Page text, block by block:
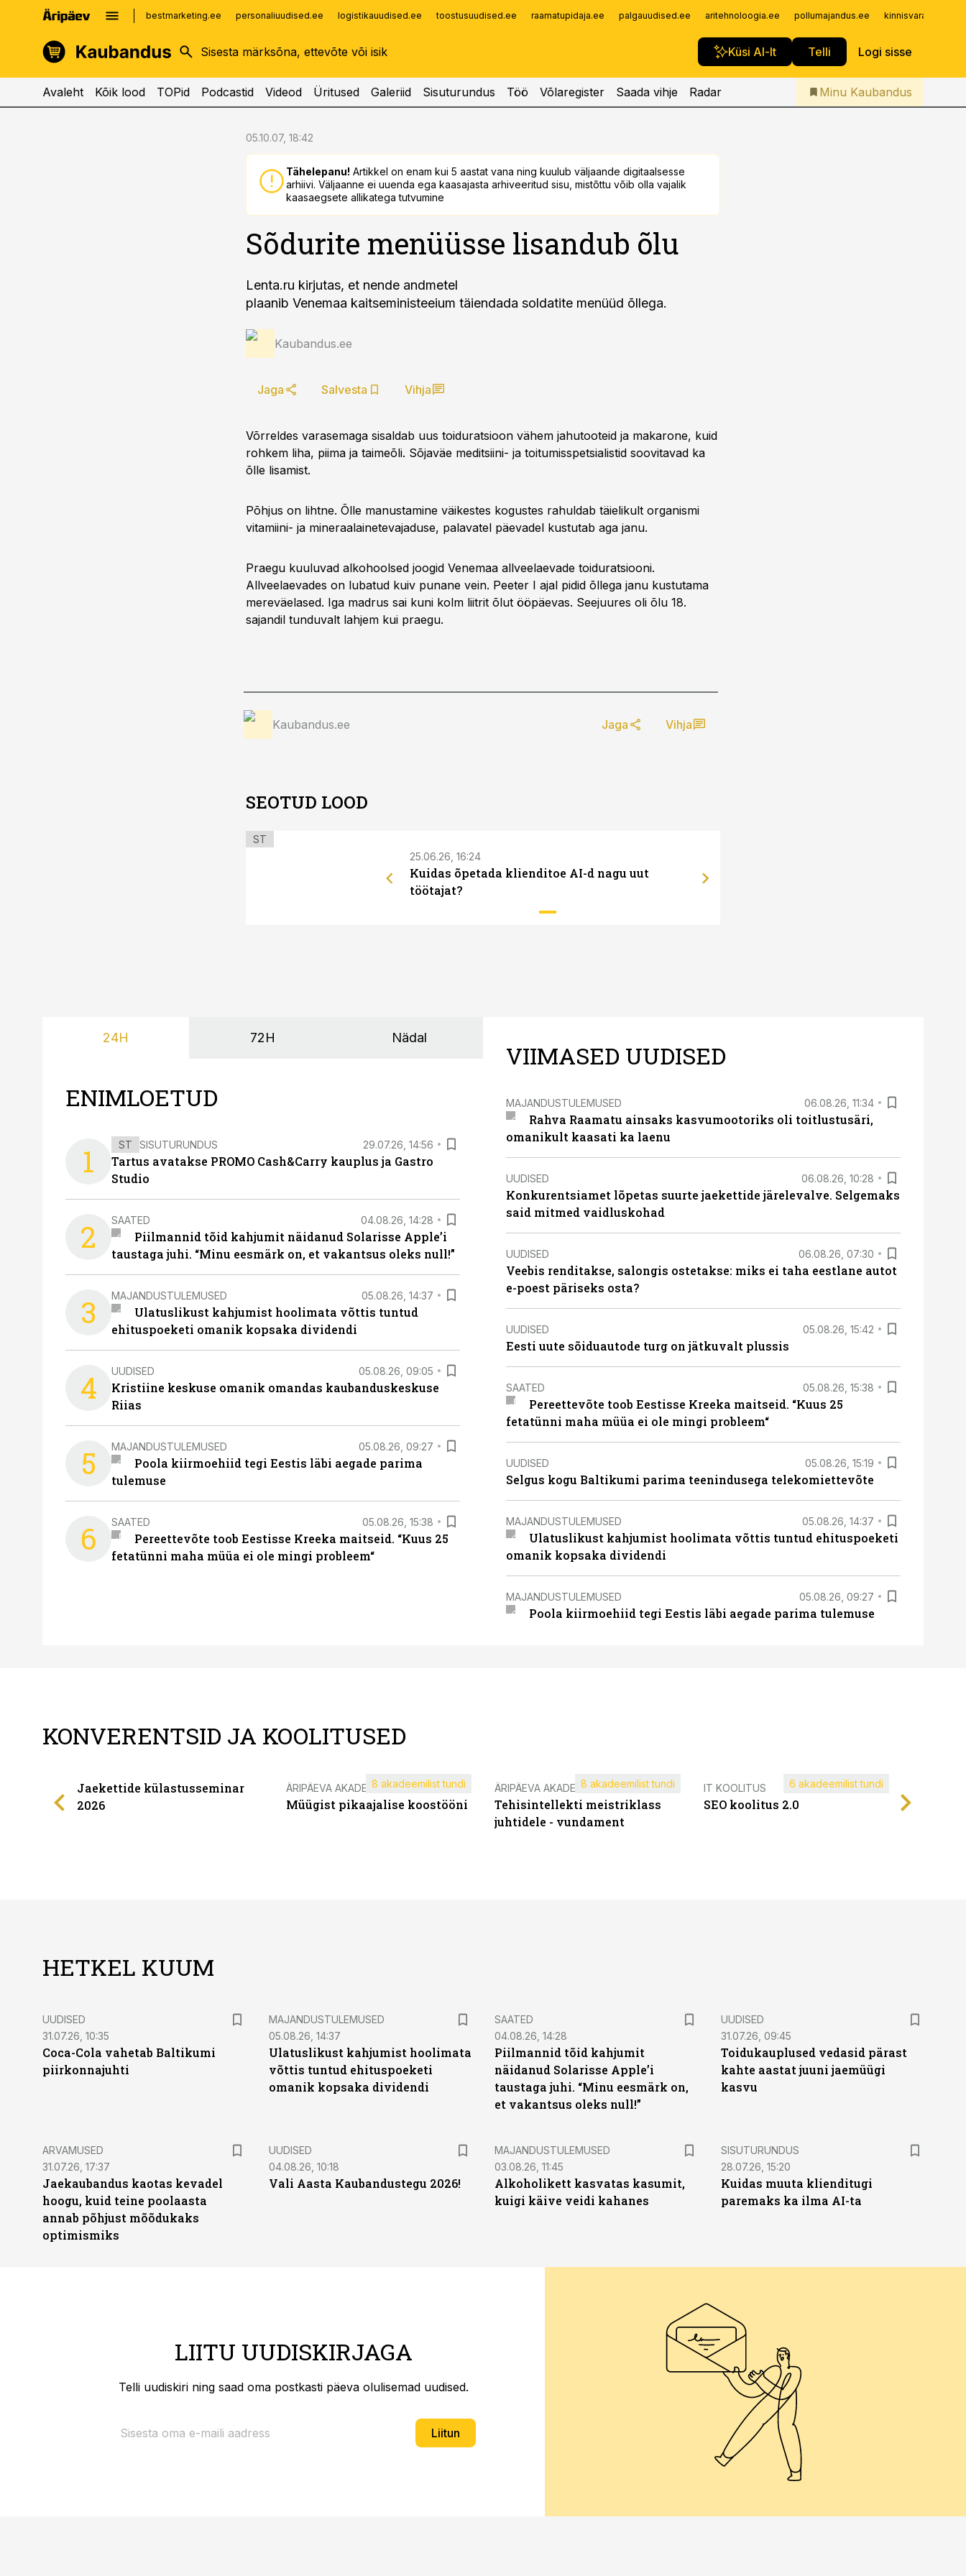
bestmarketing.ee personaliuudised.ee logistikauudised.ee toostusuudised.ee raamatupidaja.ee palgauudised.ee aritehnoloogia.ee pollumajandus.ee
Küsi AI-lt Telli Logi sisse
kinnisvarauudised.ee
logistikauudised.ee
imelineajalugu.ee
Infopank
Iseteenindus
Telli Kaubandus
Avaleht Kõik lood TOPid Podcastid Videod Üritused Galeriid Sisuturundus Töö Võlaregister Saada vihje Radar Minu Kaubandus
05.10.07, 18:42
Tähelepanu! Artikkel on enam kui 5 aastat vana ning kuulub väljaande digitaalsesse
arhiivi. Väljaanne ei uuenda ega kaasajasta arhiveeritud sisu, mistõttu võib olla vajalik
kaasaegsete allikatega tutvumine
Sõdurite menüüsse lisandub õlu
Lenta.ru kirjutas, et nende andmetel
plaanib Venemaa kaitseministeeium täiendada soldatite menüüd õllega.
Kaubandus.ee
Jaga Salvesta Vihja
Võrreldes varasemaga sisaldab uus toiduratsioon vähem jahutooteid ja makarone, kuid
rohkem liha, piima ja taimeõli. Sõjaväe meditsiini- ja toitumisspetsialistid soovitavad ka
õlle lisamist.
Põhjus on lihtne. Õlle manustamine väikestes kogustes rahuldab täielikult organismi
vitamiini- ja mineraalainetevajaduse, palavatel päevadel kustutab aga janu.
Praegu kuuluvad alkohoolsed joogid Venemaa allveelaevade toiduratsiooni.
Allveelaevades on lubatud kuiv punane vein. Peeter I ajal pidid õllega janu kustutama
mereväelased. Iga madrus sai kuni kolm liitrit õlut ööpäevas. Seejuures oli õlu 18.
sajandil tunduvalt lahjem kui praegu.
Kaubandus.ee Jaga Vihja
SEOTUD LOOD
ST
25.06.26, 16:24
Kuidas õpetada klienditoe AI-d nagu uut
töötajat?
24H 72H Nädal
ENIMLOETUD
1 ST SISUTURUNDUS 29.07.26, 14:56
Tartus avatakse PROMO Cash&Carry kauplus ja Gastro
Studio
2 SAATED 04.08.26, 14:28
Piilmannid tõid kahjumit näidanud Solarisse Apple’i
taustaga juhi. “Minu eesmärk on, et vakantsus oleks null!”
3 MAJANDUSTULEMUSED 05.08.26, 14:37
Ulatuslikust kahjumist hoolimata võttis tuntud
ehituspoeketi omanik kopsaka dividendi
4 UUDISED 05.08.26, 09:05
Kristiine keskuse omanik omandas kaubanduskeskuse
Riias
5 MAJANDUSTULEMUSED 05.08.26, 09:27
Poola kiirmoehiid tegi Eestis läbi aegade parima
tulemuse
6 SAATED 05.08.26, 15:38
Pereettevõte toob Eestisse Kreeka maitseid. “Kuus 25
fetatünni maha müüa ei ole mingi probleem“
VIIMASED UUDISED
MAJANDUSTULEMUSED 06.08.26, 11:34
Rahva Raamatu ainsaks kasvumootoriks oli toitlustusäri,
omanikult kaasati ka laenu
UUDISED 06.08.26, 10:28
Konkurentsiamet lõpetas suurte jaekettide järelevalve. Selgemaks
said mitmed vaidluskohad
UUDISED 06.08.26, 07:30
Veebis renditakse, salongis ostetakse: miks ei taha eestlane autot
e-poest päriseks osta?
UUDISED 05.08.26, 15:42
Eesti uute sõiduautode turg on jätkuvalt plussis
SAATED 05.08.26, 15:38
Pereettevõte toob Eestisse Kreeka maitseid. “Kuus 25
fetatünni maha müüa ei ole mingi probleem“
UUDISED 05.08.26, 15:19
Selgus kogu Baltikumi parima teenindusega telekomiettevõte
MAJANDUSTULEMUSED 05.08.26, 14:37
Ulatuslikust kahjumist hoolimata võttis tuntud ehituspoeketi
omanik kopsaka dividendi
MAJANDUSTULEMUSED 05.08.26, 09:27
Poola kiirmoehiid tegi Eestis läbi aegade parima tulemuse
KONVERENTSID JA KOOLITUSED
Jaekettide külastusseminar
2026
ÄRIPÄEVA AKADEEMIA
Müügist pikaajalise koostööni
8 akadeemilist tundi ÄRIPÄEVA AKADEEMIA
Tehisintellekti meistriklass
juhtidele - vundament
8 akadeemilist tundi IT KOOLITUS
SEO koolitus 2.0
6 akadeemilist tundi
HETKEL KUUM
UUDISED
31.07.26, 10:35
Coca-Cola vahetab Baltikumi
piirkonnajuhti
MAJANDUSTULEMUSED
05.08.26, 14:37
Ulatuslikust kahjumist hoolimata
võttis tuntud ehituspoeketi
omanik kopsaka dividendi
SAATED
04.08.26, 14:28
Piilmannid tõid kahjumit
näidanud Solarisse Apple’i
taustaga juhi. “Minu eesmärk on,
et vakantsus oleks null!”
UUDISED
31.07.26, 09:45
Toidukauplused vedasid pärast
kahte aastat juuni jaemüügi
kasvu
ARVAMUSED
31.07.26, 17:37
Jaekaubandus kaotas kevadel
hoogu, kuid teine poolaasta
annab põhjust mõõdukaks
optimismiks
UUDISED
04.08.26, 10:18
Vali Aasta Kaubandustegu 2026!
MAJANDUSTULEMUSED
03.08.26, 11:45
Alkoholikett kasvatas kasumit,
kuigi käive veidi kahanes
ST
SISUTURUNDUS
28.07.26, 15:20
Kuidas muuta klienditugi
paremaks ka ilma AI-ta
LIITU UUDISKIRJAGA
Telli uudiskiri ning saad oma postkasti päeva olulisemad uudised.
Liitun